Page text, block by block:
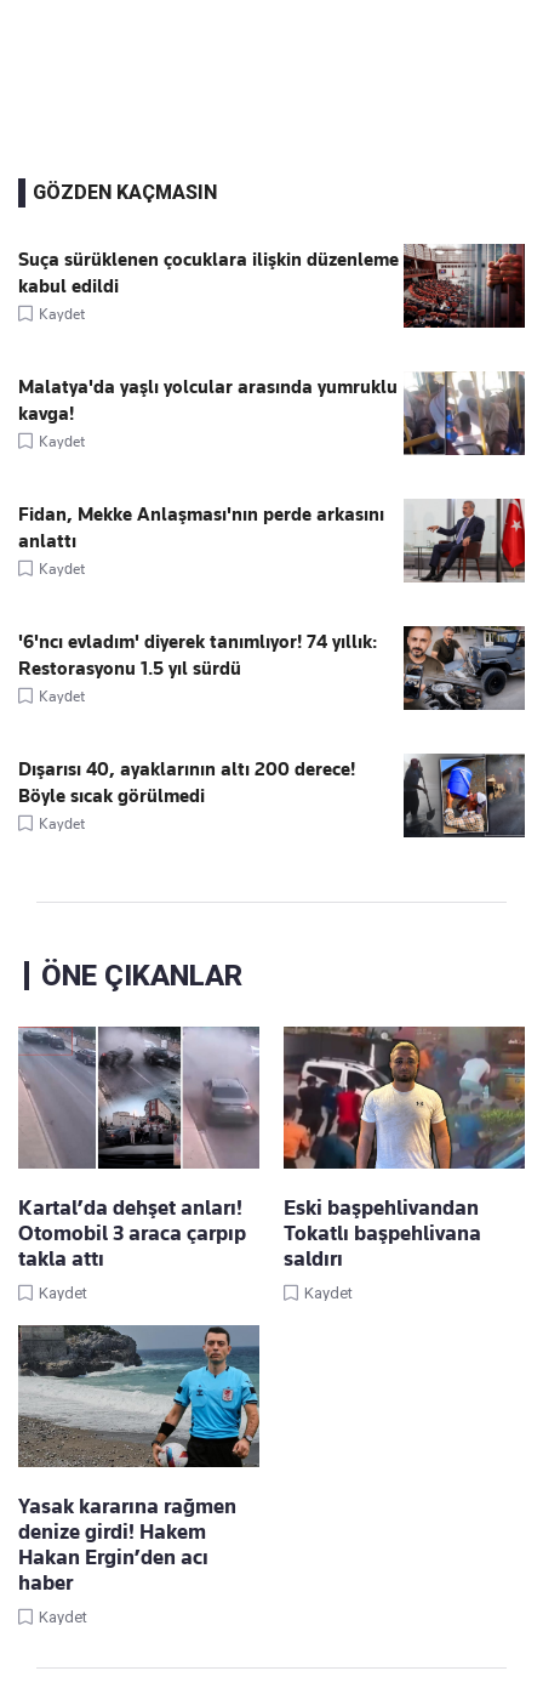
GÖZDEN KAÇMASIN
Suça sürüklenen çocuklara ilişkin düzenleme
kabul edildi
Kaydet
Malatya'da yaşlı yolcular arasında yumruklu
kavga!
Kaydet
Fidan, Mekke Anlaşması'nın perde arkasını
anlattı
Kaydet
'6'ncı evladım' diyerek tanımlıyor! 74 yıllık:
Restorasyonu 1.5 yıl sürdü
Kaydet
Dışarısı 40, ayaklarının altı 200 derece!
Böyle sıcak görülmedi
Kaydet
ÖNE ÇIKANLAR
Kartal’da dehşet anları!
Otomobil 3 araca çarpıp
takla attı
Kaydet
Eski başpehlivandan
Tokatlı başpehlivana
saldırı
Kaydet
Yasak kararına rağmen
denize girdi! Hakem
Hakan Ergin’den acı
haber
Kaydet